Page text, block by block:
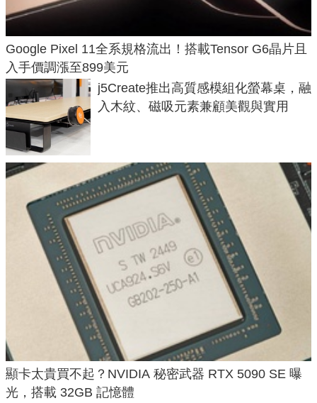
Google Pixel 11全系規格流出！搭載Tensor G6晶片且
入手價調漲至899美元
j5Create推出高質感模組化螢幕桌，融
入木紋、磁吸元素兼顧美觀與實用
顯卡太貴買不起？NVIDIA 秘密武器 RTX 5090 SE 曝
光，搭載 32GB 記憶體